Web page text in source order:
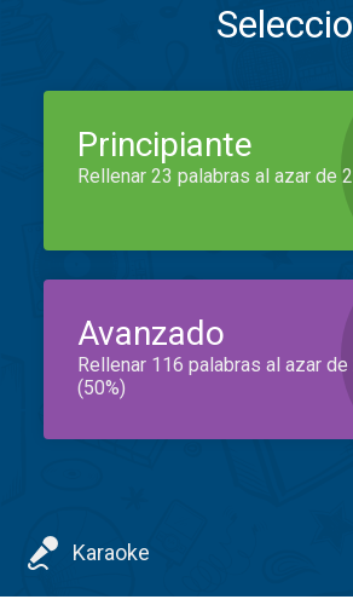
Principiante
Rellenar 23 palabras al azar de
Avanzado
Rellenar 116 palabras al azar de
(50%)
Karaoke